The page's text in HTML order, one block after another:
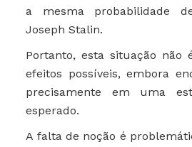
a mesma probabilidade
Joseph Stalin.
Portanto, esta situação não
efeitos possíveis, embora
precisamente em uma
esperado.
A falta de noção é